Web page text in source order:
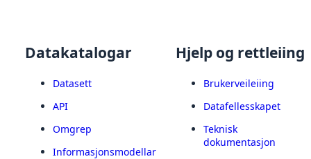
Datakatalogar
Datasett
API
Omgrep
Informasjonsmodellar
Hjelp og rettleiing
Brukerveileiing
Datafellesskapet
Teknisk
dokumentasjon